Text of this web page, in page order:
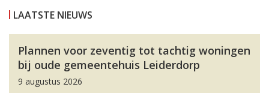
LAATSTE NIEUWS
Plannen voor zeventig tot tachtig woningen
bij oude gemeentehuis Leiderdorp
9 augustus 2026